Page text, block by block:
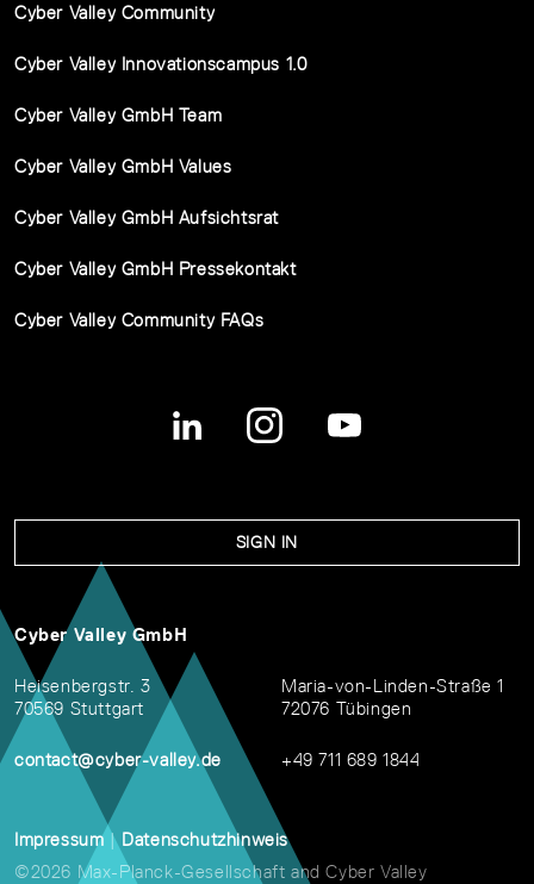
Cyber Valley Community
Cyber Valley Innovationscampus 1.0
Cyber Valley GmbH Team
Cyber Valley GmbH Values
Cyber Valley GmbH Aufsichtsrat
Cyber Valley GmbH Pressekontakt
Cyber Valley Community FAQs
SIGN IN
Cyber Valley GmbH
Heisenbergstr. 3
70569 Stuttgart
contact@cyber-valley.de
Maria-von-Linden-Straße 1
72076 Tübingen
+49 711 689 1844
Impressum | Datenschutzhinweis
©2026 Max-Planck-Gesellschaft and Cyber Valley